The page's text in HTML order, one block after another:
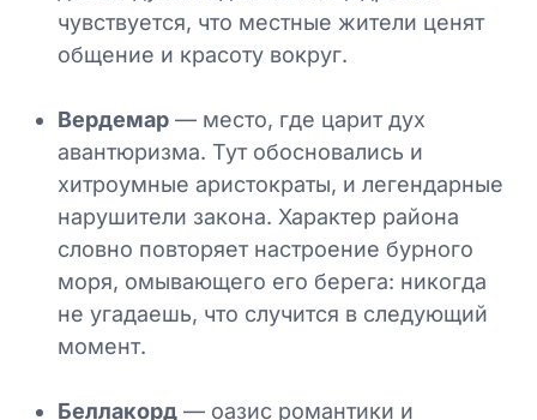
чувствуется, что местные жители ценят
общение и красоту вокруг.
Вердемар — место, где царит дух
авантюризма. Тут обосновались и
хитроумные аристократы, и легендарные
нарушители закона. Характер района
словно повторяет настроение бурного
моря, омывающего его берега: никогда
не угадаешь, что случится в следующий
момент.
Беллакорд — оазис романтики и